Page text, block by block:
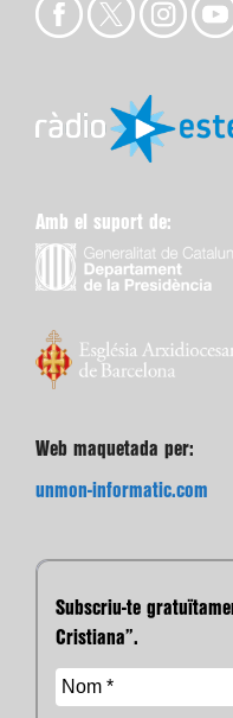
Amb el suport de:
Web maquetada per:
unmon-informatic.com
Subscriu-te
Cristiana”.